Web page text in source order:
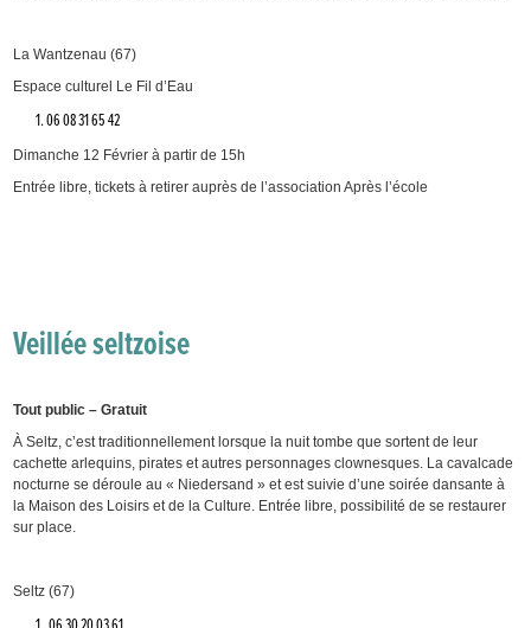
La Wantzenau (67)
Espace culturel Le Fil d’Eau
06 08 31 65 42
Dimanche 12 Février à partir de 15h
Entrée libre, tickets à retirer auprès de l’association Après l’école
Veillée seltzoise
Tout public – Gratuit
À Seltz, c’est traditionnellement lorsque la nuit tombe que sortent de leur
cachette arlequins, pirates et autres personnages clownesques. La cavalcade
nocturne se déroule au « Niedersand » et est suivie d’une soirée dansante à
la Maison des Loisirs et de la Culture. Entrée libre, possibilité de se restaurer
sur place.
Seltz (67)